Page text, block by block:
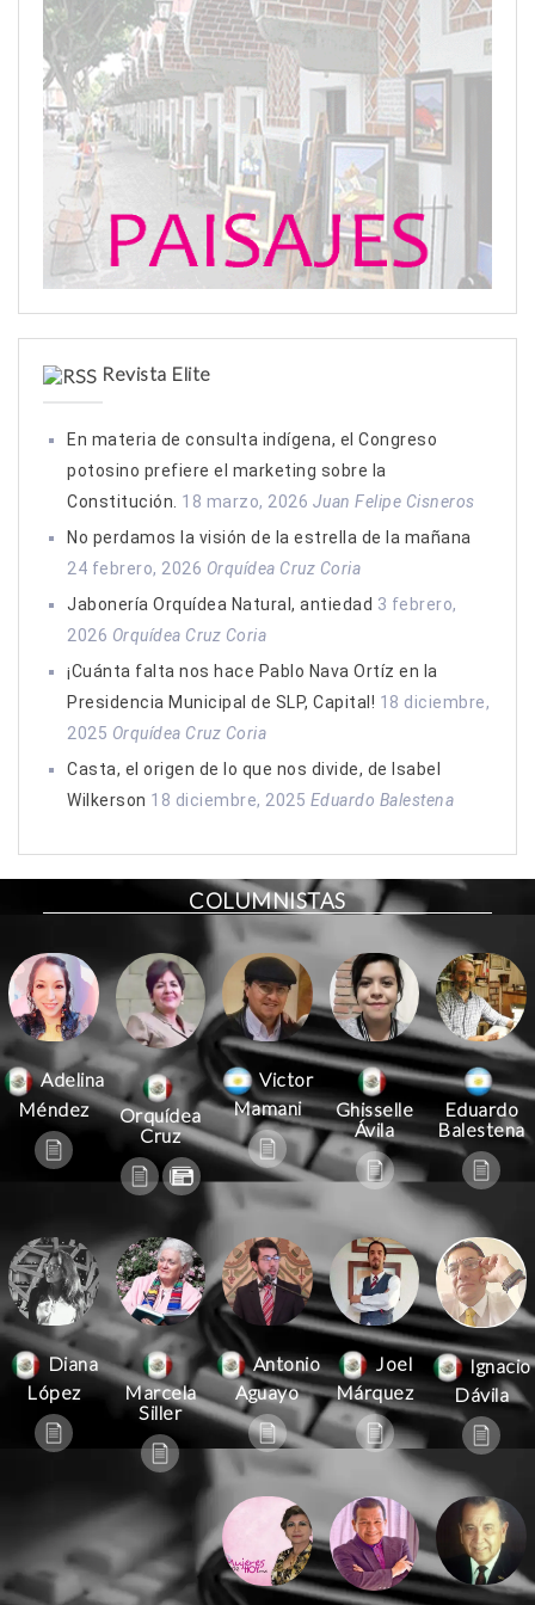
Revista Elite
En materia de consulta indígena, el Congreso
potosino prefiere el marketing sobre la
Constitución. 18 marzo, 2026 Juan Felipe Cisneros
No perdamos la visión de la estrella de la mañana
24 febrero, 2026 Orquídea Cruz Coria
Jabonería Orquídea Natural, antiedad 3 febrero,
2026 Orquídea Cruz Coria
¡Cuánta falta nos hace Pablo Nava Ortíz en la
Presidencia Municipal de SLP, Capital! 18 diciembre,
2025 Orquídea Cruz Coria
Casta, el origen de lo que nos divide, de Isabel
Wilkerson 18 diciembre, 2025 Eduardo Balestena
COLUMNISTAS
Adelina
Méndez
Orquídea
Cruz
Victor
Mamani
Ghisselle
Ávila
Eduardo
Balestena
Diana
López
Marcela
Siller
Antonio
Aguayo
Joel
Márquez
Ignacio
Dávila